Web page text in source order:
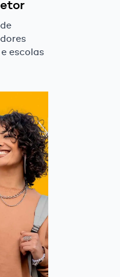
escolas